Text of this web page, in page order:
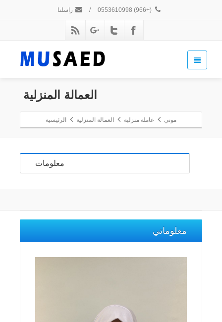
(+966) 0553610998
/ راسلنا
العمالة المنزلية
موني عاملة منزلية العمالة المنزلية الرئيسية
معلومات
معلوماتي